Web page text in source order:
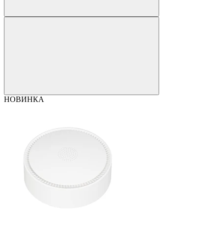
НОВИНКА